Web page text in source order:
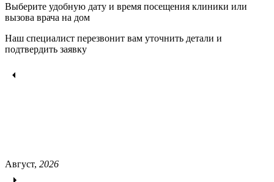
Выберите удобную дату и время посещения клиники или
вызова врача на дом
Наш специалист перезвонит вам уточнить детали и
подтвердить заявку
Август, 2026